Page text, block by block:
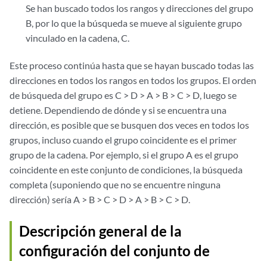
Se han buscado todos los rangos y direcciones del grupo
B, por lo que la búsqueda se mueve al siguiente grupo
vinculado en la cadena, C.
Este proceso continúa hasta que se hayan buscado todas las
direcciones en todos los rangos en todos los grupos. El orden
de búsqueda del grupo es C > D > A > B > C > D, luego se
detiene. Dependiendo de dónde y si se encuentra una
dirección, es posible que se busquen dos veces en todos los
grupos, incluso cuando el grupo coincidente es el primer
grupo de la cadena. Por ejemplo, si el grupo A es el grupo
coincidente en este conjunto de condiciones, la búsqueda
completa (suponiendo que no se encuentre ninguna
dirección) sería A > B > C > D > A > B > C > D.
Descripción general de la
configuración del conjunto de